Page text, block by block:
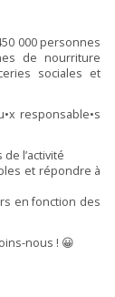
000 personnes
de nourriture
sociales et
responsable•s
l’activité
et répondre à
en fonction des
nous ! 😀